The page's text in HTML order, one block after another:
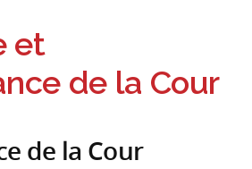
et
de la Cour
de la Cour